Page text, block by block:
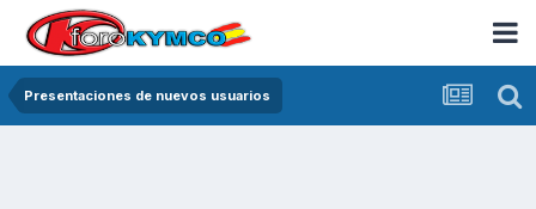
Presentaciones de nuevos usuarios